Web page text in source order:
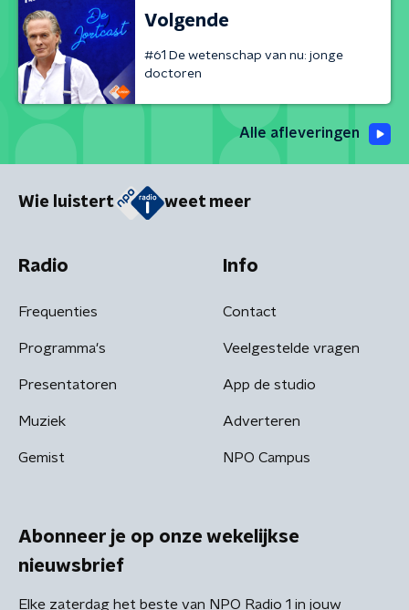
Volgende
#61 De wetenschap van nu: jonge
doctoren
Alle afleveringen
Wie luistert weet meer
Radio
Frequenties
Programma's
Presentatoren
Muziek
Gemist
Info
Contact
Veelgestelde vragen
App de studio
Adverteren
NPO Campus
Abonneer je op onze wekelijkse
nieuwsbrief
Elke zaterdag het beste van NPO Radio 1 in jouw